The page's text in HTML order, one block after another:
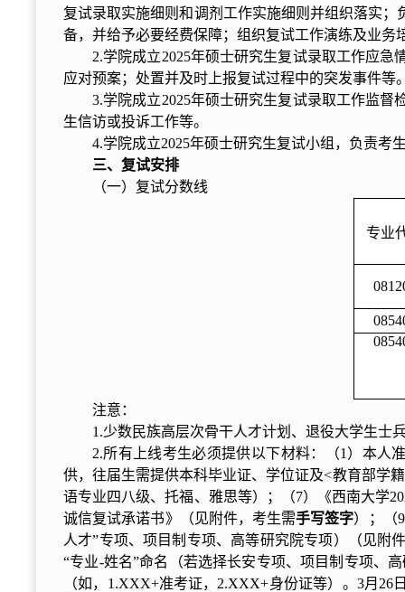
复试录取实施细则和调剂工作实施细则并组织落实
备，并给予必要经费保障；组织复试工作演练及业务
2.学院成立2025年硕士研究生复试录取工作应
应对预案；处置并及时上报复试过程中的突发事件等
3.学院成立2025年硕士研究生复试录取工作监督
生信访或投诉工作等。
4.学院成立2025年硕士研究生复试小组，负责考
三、复试安排
（一）复试分数线
专业
注意：
1.少数民族高层次骨干人才计划、退役大学生士
2.所有上线考生必须提供以下材料：（1）本人
供，往届生需提供本科毕业证、学位证及<教育部学
语专业四八级、托福、雅思等）；（7）《西南大学
诚信复试承诺书》（见附件，考生需手写签字）；（
人才”专项、项目制专项、高等研究院专项）（见附
“专业-姓名”命名（若选择长安专项、项目制专项、
（如，1.XXX+准考证，2.XXX+身份证等）。3月26